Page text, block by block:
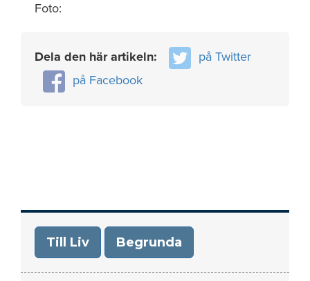
Foto:
Dela den här artikeln:
på Twitter
på Facebook
Till Liv Begrunda